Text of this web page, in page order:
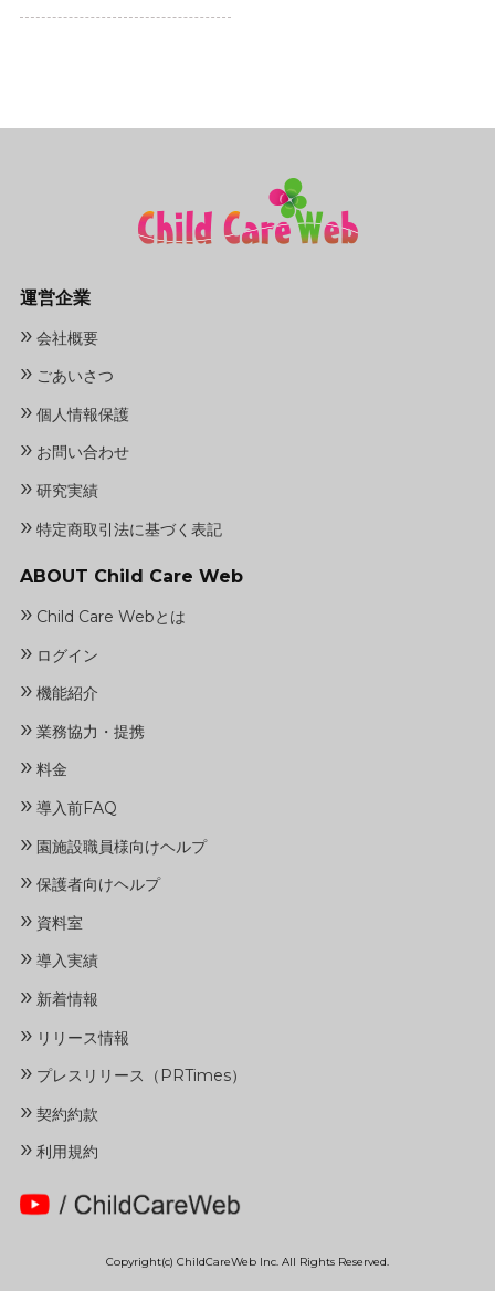
運営企業
» 会社概要
» ごあいさつ
» 個人情報保護
» お問い合わせ
» 研究実績
» 特定商取引法に基づく表記
ABOUT Child Care Web
» Child Care Webとは
» ログイン
» 機能紹介
» 業務協力・提携
» 料金
» 導入前FAQ
» 園施設職員様向けヘルプ
» 保護者向けヘルプ
» 資料室
» 導入実績
» 新着情報
» リリース情報
» プレスリリース（PRTimes）
» 契約約款
» 利用規約
Copyright(c) ChildCareWeb Inc. All Rights Reserved.